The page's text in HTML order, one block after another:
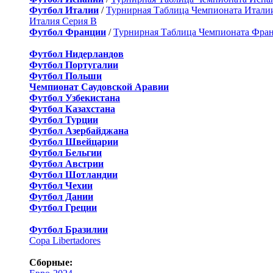
Футбол Италии /Турнирная Таблица Чемпионата
Италия Серия B
Футбол Франции /Турнирная Таблица Чемпионата
Футбол Нидерландов
Футбол Португалии
Футбол Польши
Чемпионат Саудовской Аравии
Футбол Узбекистана
Футбол Казахстана
Футбол Турции
Футбол Азербайджана
Футбол Швейцарии
Футбол Бельгии
Футбол Австрии
Футбол Шотландии
Футбол Чехии
Футбол Дании
Футбол Греции
Футбол Бразилии
Copa Libertadores
Сборные: